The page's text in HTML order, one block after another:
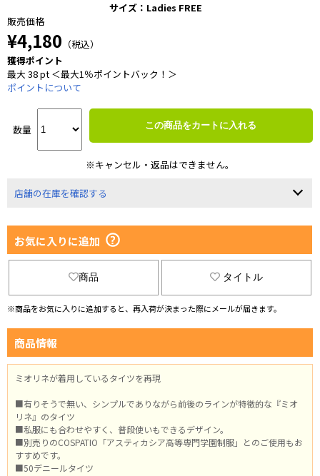
サイズ：Ladies FREE
販売価格
¥4,180 （税込）
獲得ポイント
最大 38 pt ＜最大1％ポイントバック！＞
ポイントについて
数量 この商品をカートに入れる
※キャンセル・返品はできません。
店舗の在庫を確認する
お気に入りに追加
商品 タイトル
※商品をお気に入りに追加すると、再入荷が決まった際にメールが届きます。
商品情報
ミオリネが着用しているタイツを再現
■有りそうで無い、シンプルでありながら前後のラインが特徴的な『ミオ
リネ』のタイツ
■私服にも合わせやすく、普段使いもできるデザイン。
■別売りのCOSPATIO「アスティカシア高等専門学園制服」とのご使用もお
すすめです。
■50デニールタイツ